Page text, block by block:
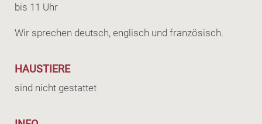
bis 11 Uhr
Wir sprechen deutsch, englisch und französisch.
HAUSTIERE
sind nicht gestattet